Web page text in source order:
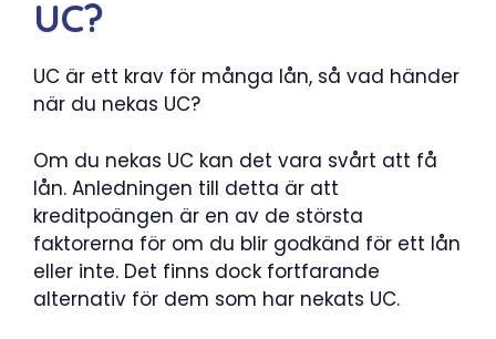
UC?
UC är ett krav för många lån, så vad händer
när du nekas UC?
Om du nekas UC kan det vara svårt att få
lån. Anledningen till detta är att
kreditpoängen är en av de största
faktorerna för om du blir godkänd för ett lån
eller inte. Det finns dock fortfarande
alternativ för dem som har nekats UC.